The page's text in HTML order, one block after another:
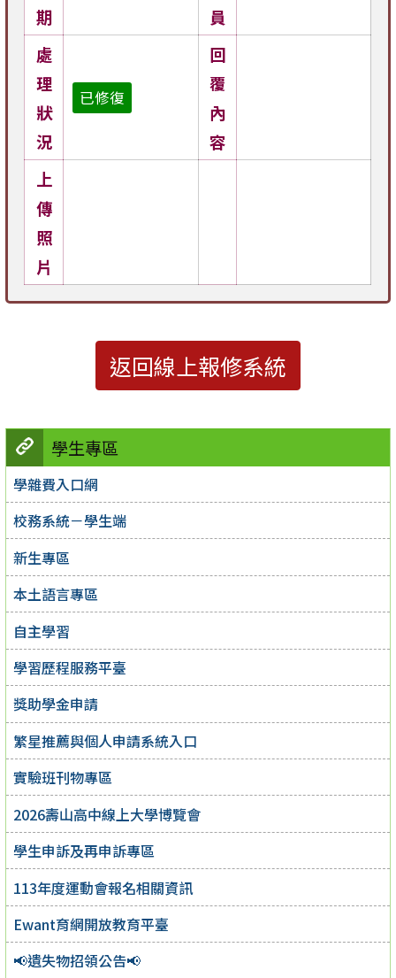
學生專區
學雜費入口網
校務系統－學生端
新生專區
本土語言專區
自主學習
學習歷程服務平臺
獎助學金申請
繁星推薦與個人申請系統入口
實驗班刊物專區
2026壽山高中線上大學博覽會
學生申訴及再申訴專區
113年度運動會報名相關資訊
Ewant育網開放教育平臺
📢遺失物招領公告📢
期
員
處
理
狀
況
已修復
回
覆
內
容
上
傳
照
片
返回線上報修系統